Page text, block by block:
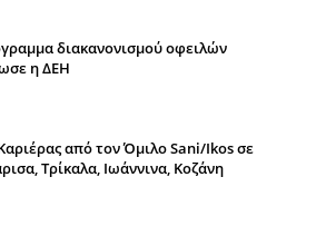
διακανονισμού οφειλών
η ΔΕΗ
από τον Όμιλο Sani/Ikos σε
Τρίκαλα, Ιωάννινα, Κοζάνη